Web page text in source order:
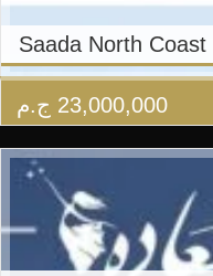
23,000,000 ج.م